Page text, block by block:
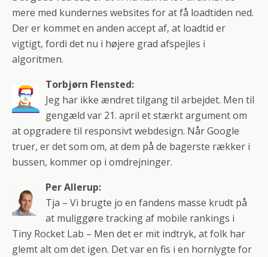
mere med kundernes websites for at få loadtiden ned.
Der er kommet en anden accept af, at loadtid er
vigtigt, fordi det nu i højere grad afspejles i
algoritmen.
Torbjørn Flensted:
Jeg har ikke ændret tilgang til arbejdet. Men til
gengæld var 21. april et stærkt argument om
at opgradere til responsivt webdesign. Når Google
truer, er det som om, at dem på de bagerste rækker i
bussen, kommer op i omdrejninger.
Per Allerup:
Tja – Vi brugte jo en fandens masse krudt på
at muliggøre tracking af mobile rankings i
Tiny Rocket Lab – Men det er mit indtryk, at folk har
glemt alt om det igen. Det var en fis i en hornlygte for